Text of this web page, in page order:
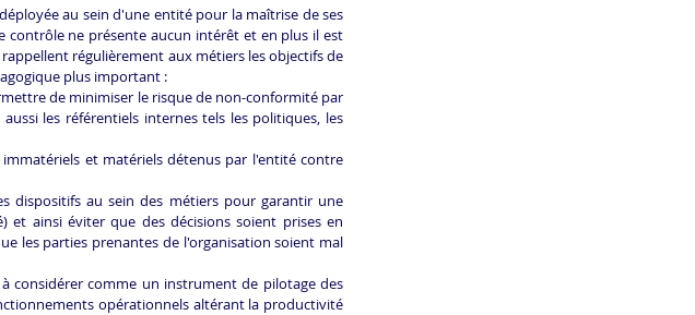
au sein d'une entité pour la maîtrise de ses
ne présente aucun intérêt et en plus il est
régulièrement aux métiers les objectifs de
plus important :
de minimiser le risque de non-conformité par
les référentiels internes tels les politiques, les
et matériels détenus par l'entité contre
au sein des métiers pour garantir une
et ainsi éviter que des décisions soient prises en
les parties prenantes de l'organisation soient mal
considérer comme un instrument de pilotage des
opérationnels altérant la productivité